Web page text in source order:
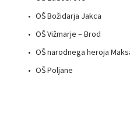
OŠ Božidarja Jakca
OŠ Vižmarje – Brod
OŠ narodnega heroja
OŠ Poljane